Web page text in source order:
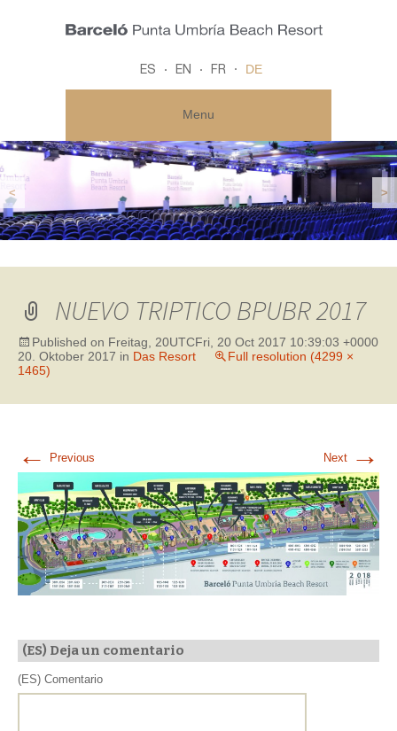
ES EN FR DE
Menu
< >
NUEVO TRIPTICO BPUBR 2017
Published on Freitag, 20UTCFri, 20 Oct 2017 10:39:03 +0000
20. Oktober 2017 in Das Resort
Full resolution (4299 ×
1465)
← Previous Next →
(ES) Deja un comentario
(ES) Comentario